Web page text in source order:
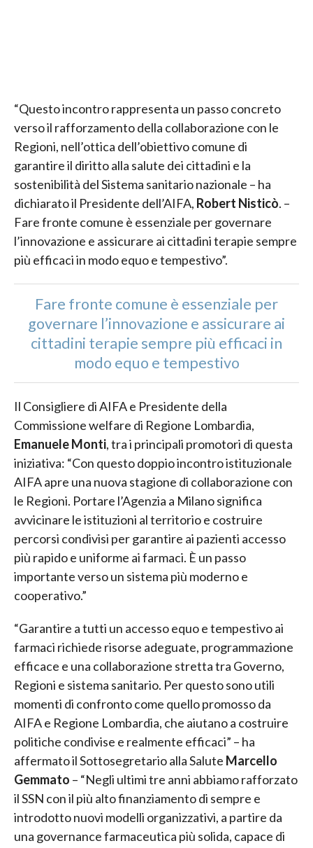
“Questo incontro rappresenta un passo concreto
verso il rafforzamento della collaborazione con le
Regioni, nell’ottica dell’obiettivo comune di
garantire il diritto alla salute dei cittadini e la
sostenibilità del Sistema sanitario nazionale – ha
dichiarato il Presidente dell’AIFA, Robert Nisticò. –
Fare fronte comune è essenziale per governare
l’innovazione e assicurare ai cittadini terapie sempre
più efficaci in modo equo e tempestivo”.
Fare fronte comune è essenziale per
governare l’innovazione e assicurare ai
cittadini terapie sempre più efficaci in
modo equo e tempestivo
Il Consigliere di AIFA e Presidente della
Commissione welfare di Regione Lombardia,
Emanuele Monti, tra i principali promotori di questa
iniziativa: “Con questo doppio incontro istituzionale
AIFA apre una nuova stagione di collaborazione con
le Regioni. Portare l’Agenzia a Milano significa
avvicinare le istituzioni al territorio e costruire
percorsi condivisi per garantire ai pazienti accesso
più rapido e uniforme ai farmaci. È un passo
importante verso un sistema più moderno e
cooperativo.”
“Garantire a tutti un accesso equo e tempestivo ai
farmaci richiede risorse adeguate, programmazione
efficace e una collaborazione stretta tra Governo,
Regioni e sistema sanitario. Per questo sono utili
momenti di confronto come quello promosso da
AIFA e Regione Lombardia, che aiutano a costruire
politiche condivise e realmente efficaci” – ha
affermato il Sottosegretario alla Salute Marcello
Gemmato – “Negli ultimi tre anni abbiamo rafforzato
il SSN con il più alto finanziamento di sempre e
introdotto nuovi modelli organizzativi, a partire da
una governance farmaceutica più solida, capace di